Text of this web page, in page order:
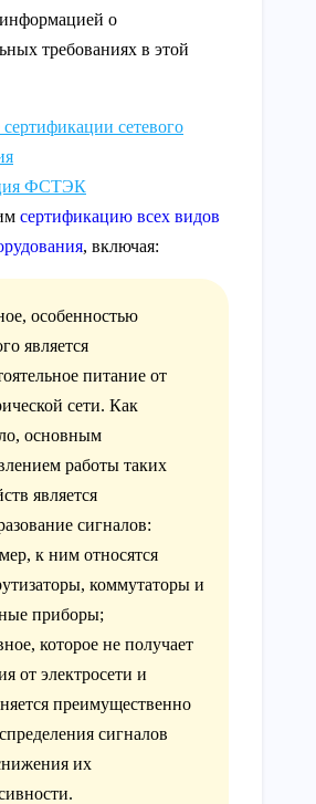
о
требованиях в этой
сетевого
ФСТЭК
сертификацию всех видов
, включая:
особенностью
является
питание от
сети. Как
основным
работы таких
является
сигналов:
к ним относятся
коммутаторы и
приборы;
которое не получает
от электросети и
преимущественно
сигналов
их